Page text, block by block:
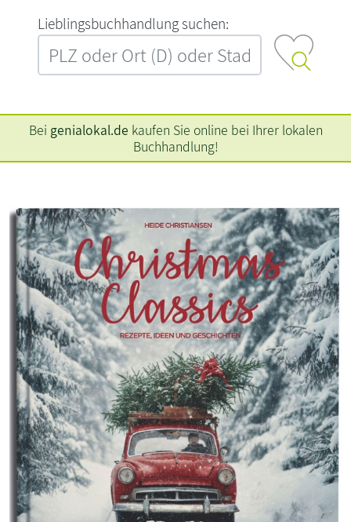
L‍i‍e‍b‍l‍i‍n‍g‍s‍b‍u‍c‍h‍h‍a‍n‍d‍l‍u‍n‍g‍ ‍s‍u‍c‍h‍e‍n‍:‍
Bei genialokal.de kaufen Sie online bei Ihrer lokalen
Buchhandlung!